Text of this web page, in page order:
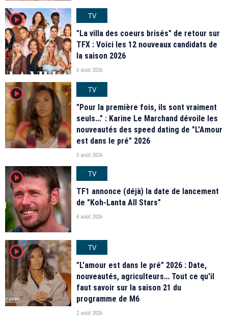
player2
TV
"La villa des coeurs brisés" de retour sur
TFX : Voici les 12 nouveaux candidats de
la saison 2026
6 août 2026
player2
TV
"Pour la première fois, ils sont vraiment
seuls…" : Karine Le Marchand dévoile les
nouveautés des speed dating de "L'Amour
est dans le pré" 2026
5 août 2026
player2
TV
TF1 annonce (déjà) la date de lancement
de "Koh-Lanta All Stars"
4 août 2026
player2
TV
"L'amour est dans le pré" 2026 : Date,
nouveautés, agriculteurs… Tout ce qu'il
faut savoir sur la saison 21 du
programme de M6
2 août 2026